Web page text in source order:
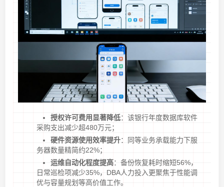
授权许可费用显著降低：该银行年度数据库软件
采购支出减少超480万元；
硬件资源使用效率提升：同等业务承载能力下服
务器数量精简约22%；
运维自动化程度提高：备份恢复耗时缩短56%，
日常巡检项减少35%，DBA人力投入更聚焦于性能调
优与容量规划等高价值工作。